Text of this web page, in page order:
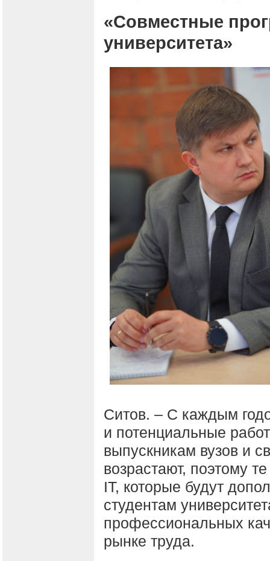
«Совместные
университета»
Ситов. – С каждым
и потенциальные
выпускникам вузов и
возрастают, поэтому
IT, которые будут
студентам
профессиональных
рынке труда.